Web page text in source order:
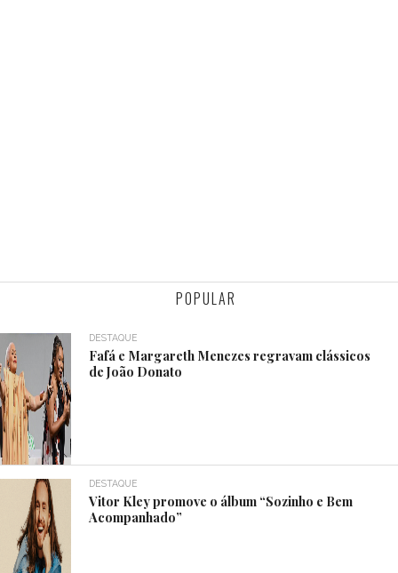
POPULAR
DESTAQUE
Fafá e Margareth Menezes regravam clássicos
de João Donato
DESTAQUE
Vitor Kley promove o álbum “Sozinho e Bem
Acompanhado”